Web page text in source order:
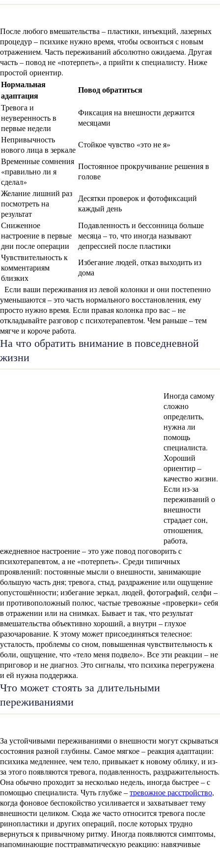
После любого вмешательства – пластики, инъекций, лазерных
процедур – психике нужно время, чтобы освоиться с новым
отражением. Часть переживаний абсолютно ожидаема. Другая
часть – повод не «потерпеть», а прийти к специалисту. Ниже
простой ориентир.
Нормальная
адаптация
Повод обратиться
Тревога и
неуверенность в
первые недели
Фиксация на внешности держится
месяцами
Непривычность
нового лица в зеркале
Стойкое чувство «это не я»
Временные сомнения
«правильно ли я
сделал»
Постоянное прокручивание решения в
голове
Желание лишний раз
посмотреть на
результат
Десятки проверок и фотофиксаций
каждый день
Сниженное
настроение в первые
дни после операции
Подавленность и бессонница больше
месяца – то, что иногда называют
депрессией после пластики
Чувствительность к
комментариям
близких
Избегание людей, отказ выходить из
дома
Если ваши переживания из левой колонки и они постепенно
уменьшаются – это часть нормального восстановления, ему
просто нужно время. Если правая колонка про вас – не
откладывайте разговор с психотерапевтом. Чем раньше – тем
мягче и короче работа.
На что обратить внимание в повседневной
жизни
Иногда самому
сложно
определить,
нужна ли
помощь
специалиста.
Хороший
ориентир –
качество жизни.
Если из-за
переживаний о
внешности
страдает сон,
отношения,
работа,
ежедневное настроение – это уже повод поговорить с
психотерапевтом, а не «потерпеть». Среди типичных
проявлений: постоянные мысли о внешности, занимающие
большую часть дня; тревога, стыд, раздражение или ощущение
опустошённости; избегание зеркал, людей, фотографий, селфи –
и противоположный полюс, частые тревожные «проверки» себя
в отражении или на снимках. Бывает и так, что результат
вмешательства объективно хороший, а внутри – глухое
разочарование. К этому может присоединяться телесное:
усталость, проблемы со сном, повышенная чувствительность к
боли, ощущение, что «тело меня подвело». Все эти реакции – не
приговор и не диагноз. Это сигналы, что психика перегружена
и ей нужна поддержка.
Что может стоять за длительными
переживаниями
За устойчивыми переживаниями о внешности могут скрываться
состояния разной глубины. Самое мягкое – реакция адаптации:
психика медленнее, чем тело, привыкает к новому облику, и из-
за этого появляются тревога, подавленность, раздражительность.
Она обычно проходит за несколько недель, иногда быстрее – с
помощью специалиста. Чуть глубже –тревожное расстройство,
когда фоновое беспокойство усиливается и захватывает тему
внешности целиком. Сюда же часто относится тревога после
ринопластики и других операций, после которых трудно
вернуться к привычному ритму. Иногда появляются симптомы,
напоминающие посттравматическую реакцию: навязчивые